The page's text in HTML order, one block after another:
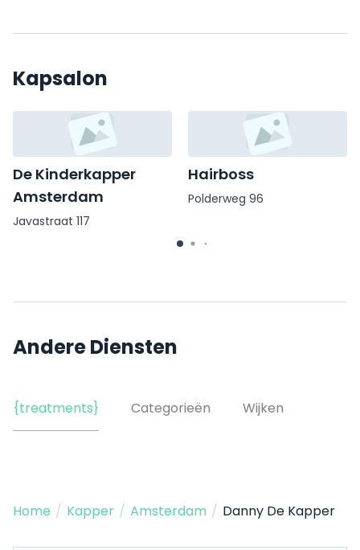
Kapsalon
De Kinderkapper
Amsterdam
Javastraat 117
Hairboss
Polderweg 96
Andere Diensten
{treatments} Categorieën Wijken
Home / Kapper / Amsterdam / Danny De Kapper